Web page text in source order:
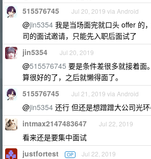
515576745 Jul 20, 2019 via Android
@jin5354 我是当场面完就口头 offer 的
司的面试邀请，只能先入职后面试了
jin5354 Jul 20, 2019
@515576745 要是条件差很多就接着面
算很好的了，之后就懒得面了。
515576745 Jul 21, 2019 via Android
@jin5354 还行 但还是想蹭蹭大公司光
intmax2147483647 Jul 22, 2019
看来还是要集中面试
justfortest OP Jul 22, 2019